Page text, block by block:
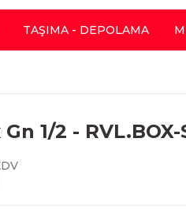
TAŞIMA - DEPOLAMA
1/2 - RVL.BOX-